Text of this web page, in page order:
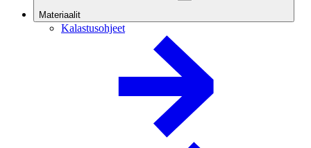
Materiaalit
Kalastusohjeet